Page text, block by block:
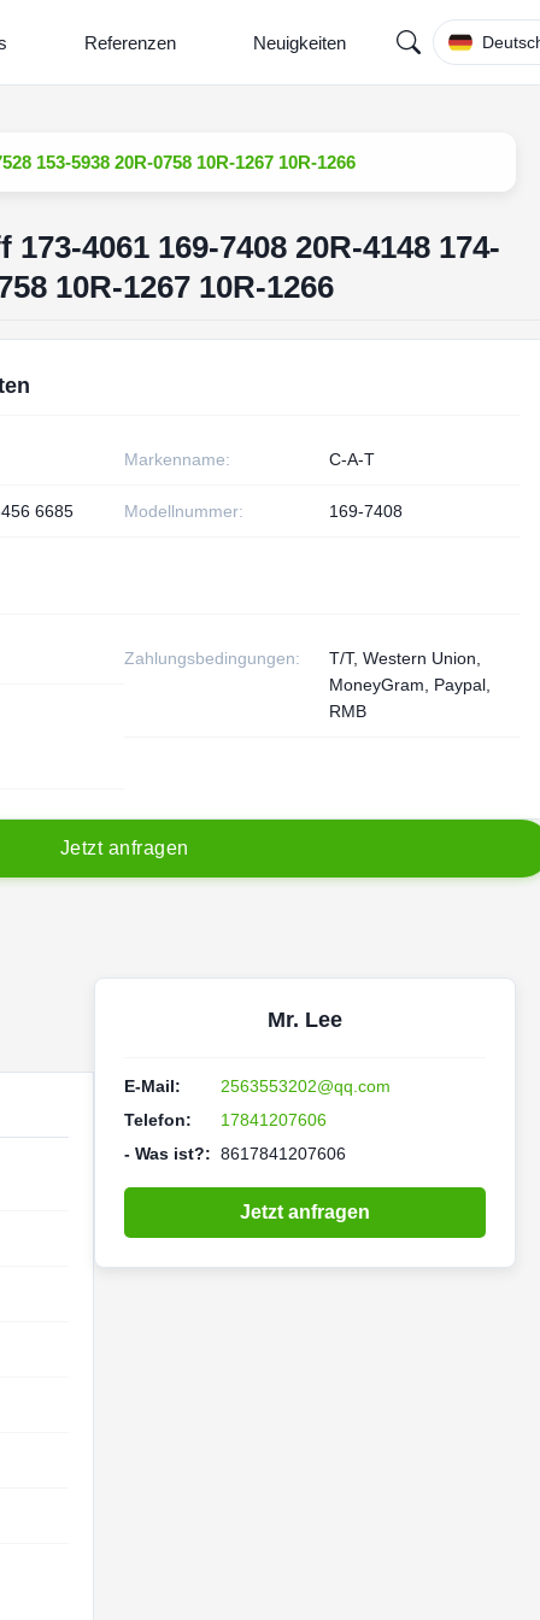
Referenzen Neuigkeiten
153-5938 20R-0758 10R-1267 10R-1266
4061 169-7408 20R-4148 174-
10R-1267 10R-1266
Markenname: C-A-T
6685 Modellnummer: 169-7408
Zahlungsbedingungen:
T/T, Western Union,
MoneyGram, Paypal,
RMB
Jetzt anfragen
Mr. Lee
E-Mail:
2563553202@qq.com
Telefon:
17841207606
- Was ist?: 8617841207606
Jetzt anfragen